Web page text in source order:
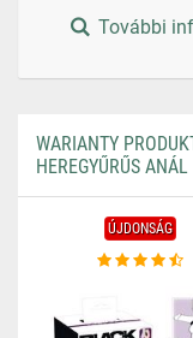
További
WARIANTY
HEREGYŰRŰS
ÚJDONSÁG